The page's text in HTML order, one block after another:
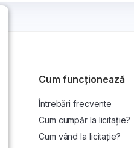
Cum funcționează
Întrebări frecvente
Cum cumpăr la licitație?
Cum vând la licitație?